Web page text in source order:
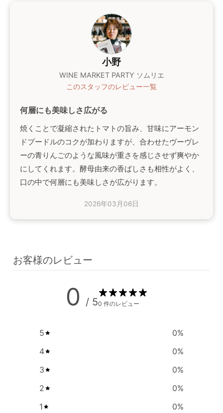
小野
WINE MARKET PARTY ソムリエ
このスタッフのレビュー一覧
何層にも美味しさ広がる
焼くことで凝縮されたトマトの旨み、甘味にアーモン
ドプードルのコクが加わりますが、合わせたヴーヴレ
ーの青りんごのような風味が重さを感じさせず爽やか
にしてくれます。酵母由来の香ばしさも相性がよく、
口の中で何層にも美味しさが広がります。
2026年03月06日
お客様のレビュー
0 / 50 件のレビュー
5 0%
4
0%
3
0%
2
0%
1
0%